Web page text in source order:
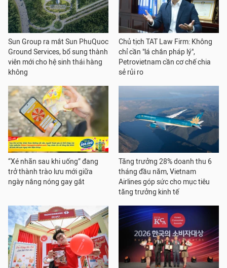
Sun Group ra mắt Sun PhuQuoc
Ground Services, bổ sung thành
viên mới cho hệ sinh thái hàng
không
Chủ tịch TAT Law Firm: Không
chỉ cần "lá chắn pháp lý",
Petrovietnam cần cơ chế chia
sẻ rủi ro
“Xé nhãn sau khi uống” đang
trở thành trào lưu mới giữa
ngày nắng nóng gay gắt
Tăng trưởng 28% doanh thu 6
tháng đầu năm, Vietnam
Airlines góp sức cho mục tiêu
tăng trưởng kinh tế